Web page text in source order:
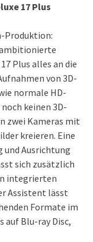
17 Plus
Produktion:
Plus alles an die
von 3D-
normale HD-
keinen 3D-
zwei Kameras mit
kreieren. Eine
und Ausrichtung
sich zusätzlich
integrierten
Assistent lässt
Formate im
Blu-ray Disc,